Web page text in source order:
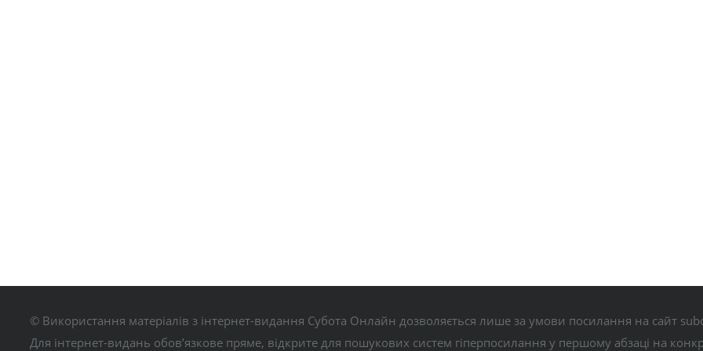
© Використання матеріалів з інтернет-видання Субота Онлайн дозволяється лише за умови посилання на сайт
Для інтернет-видань обов’язкове пряме, відкрите для пошукових систем гіперпосилання у першому абзаці на